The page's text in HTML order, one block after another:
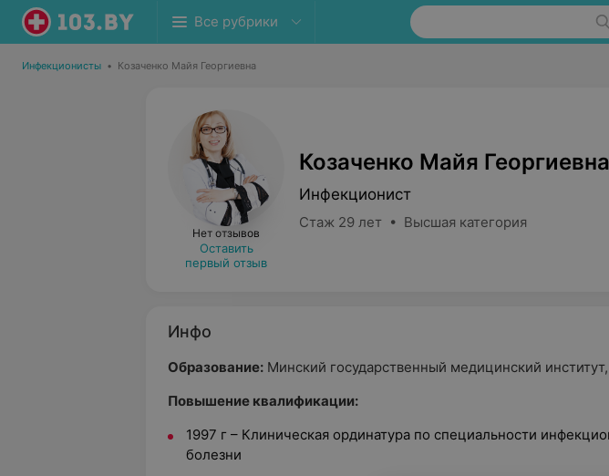
Все рубрики
Инфекционисты • Козаченко Майя Георгиевна
Нет отзывов
Оставить
первый отзыв
Козаченко Майя Георгиевна
Инфекционист
Стаж 29 лет • Высшая категория
Инфо
Образование: Минский государственный медицинский институт,
Повышение квалификации:
1997 г – Клиническая ординатура по специальности
болезни